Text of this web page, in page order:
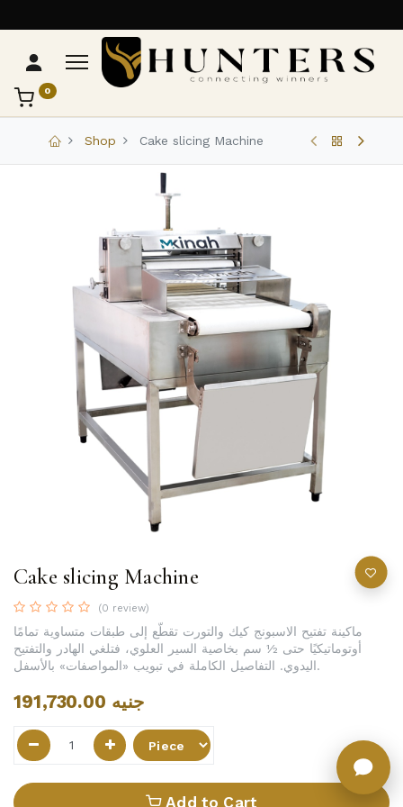
0
Shop Cake slicing Machine
Cake slicing Machine
(0 review)
ماكينة تفتيح الاسبونج كيك والتورت تقطّع إلى طبقات متساوية تمامًا
أوتوماتيكيًا حتى ½ سم بخاصية السير العلوي، فتلغي الهادر والتفتيح
اليدوي. التفاصيل الكاملة في تبويب «المواصفات» بالأسفل.
191,730.00 جنيه
Add to Cart
تواصل مع Hunters
عادةً بنرد في دقائق